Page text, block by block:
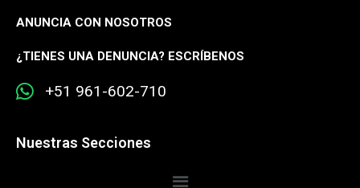
ANUNCIA CON NOSOTROS
¿TIENES UNA DENUNCIA? ESCRÍBENOS
+51 961-602-710
Nuestras Secciones